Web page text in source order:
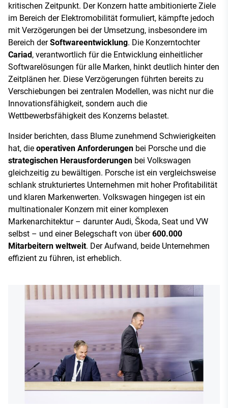
kritischen Zeitpunkt. Der Konzern hatte ambitionierte Ziele
im Bereich der Elektromobilität formuliert, kämpfte jedoch
mit Verzögerungen bei der Umsetzung, insbesondere im
Bereich derSoftwareentwicklung. Die Konzerntochter
Cariad, verantwortlich für die Entwicklung einheitlicher
Softwarelösungen für alle Marken, hinkt deutlich hinter den
Zeitplänen her. Diese Verzögerungen führten bereits zu
Verschiebungen bei zentralen Modellen, was nicht nur die
Innovationsfähigkeit, sondern auch die
Wettbewerbsfähigkeit des Konzerns belastet.
Insider berichten, dass Blume zunehmend Schwierigkeiten
hat, die operativen Anforderungen bei Porsche und die
strategischen Herausforderungen bei Volkswagen
gleichzeitig zu bewältigen. Porsche ist ein vergleichsweise
schlank strukturiertes Unternehmen mit hoher Profitabilität
und klaren Markenwerten. Volkswagen hingegen ist ein
multinationaler Konzern mit einer komplexen
Markenarchitektur – darunter Audi, Škoda, Seat und VW
selbst – und einer Belegschaft von über600.000
Mitarbeitern weltweit. Der Aufwand, beide Unternehmen
effizient zu führen, ist erheblich.